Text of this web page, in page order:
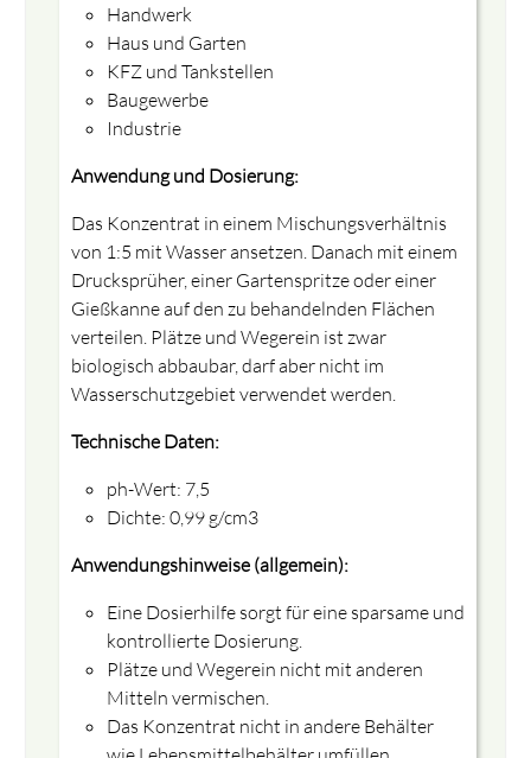
Handwerk
Haus und Garten
KFZ und Tankstellen
Baugewerbe
Industrie
Anwendung und Dosierung:
Das Konzentrat in einem Mischungsverhältnis
von 1:5 mit Wasser ansetzen. Danach mit einem
Drucksprüher, einer Gartenspritze oder einer
Gießkanne auf den zu behandelnden Flächen
verteilen. Plätze und Wegerein ist zwar
biologisch abbaubar, darf aber nicht im
Wasserschutzgebiet verwendet werden.
Technische Daten:
ph-Wert: 7,5
Dichte: 0,99 g/cm3
Anwendungshinweise (allgemein):
Eine Dosierhilfe sorgt für eine sparsame und
kontrollierte Dosierung.
Plätze und Wegerein nicht mit anderen
Mitteln vermischen.
Das Konzentrat nicht in andere Behälter